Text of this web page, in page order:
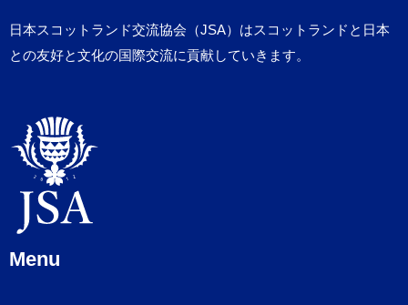
日本スコットランド交流協会（JSA）はスコットランドと日本
との友好と文化の国際交流に貢献していきます。
Menu